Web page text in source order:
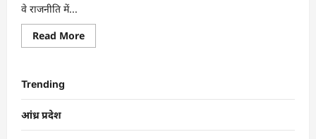
वे राजनीति में...
Read More
Trending
आंध्र प्रदेश